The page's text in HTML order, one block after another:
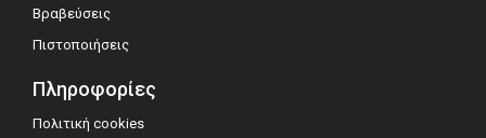
Βραβεύσεις
Πιστοποιήσεις
Πληροφορίες
Πολιτική cookies